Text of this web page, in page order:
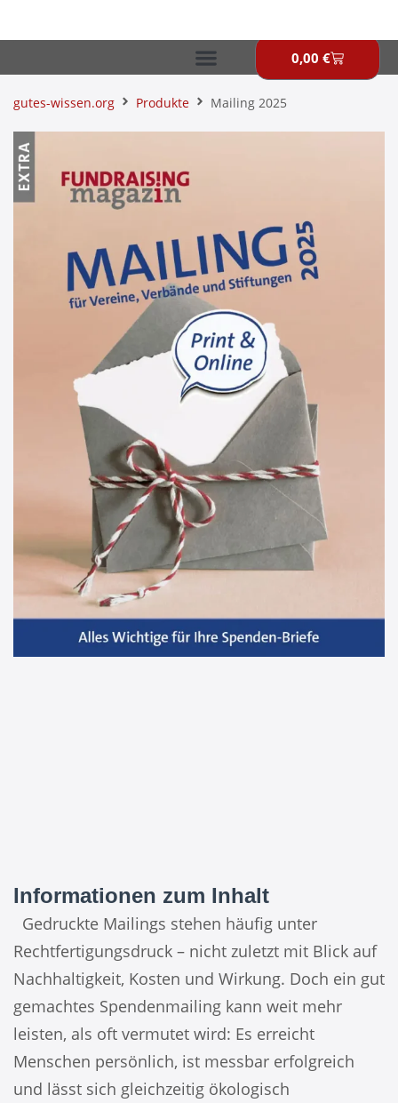
0,00 €
gutes-wissen.org Produkte Mailing 2025
Informationen zum Inhalt
Gedruckte Mailings stehen häufig unter
Rechtfertigungsdruck – nicht zuletzt mit Blick auf
Nachhaltigkeit, Kosten und Wirkung. Doch ein gut
gemachtes Spendenmailing kann weit mehr
leisten, als oft vermutet wird: Es erreicht
Menschen persönlich, ist messbar erfolgreich
und lässt sich gleichzeitig ökologisch